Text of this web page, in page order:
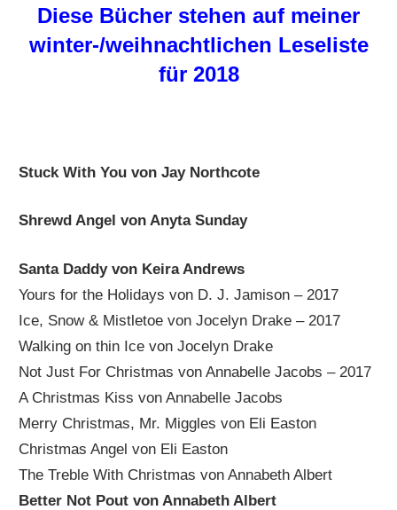
Diese Bücher stehen auf meiner
winter-/weihnachtlichen Leseliste
für 2018
Stuck With You von Jay Northcote
Shrewd Angel von Anyta Sunday
Santa Daddy von Keira Andrews
Yours for the Holidays von D. J. Jamison – 2017
Ice, Snow & Mistletoe von Jocelyn Drake – 2017
Walking on thin Ice von Jocelyn Drake
Not Just For Christmas von Annabelle Jacobs – 2017
A Christmas Kiss von Annabelle Jacobs
Merry Christmas, Mr. Miggles von Eli Easton
Christmas Angel von Eli Easton
The Treble With Christmas von Annabeth Albert
Better Not Pout von Annabeth Albert